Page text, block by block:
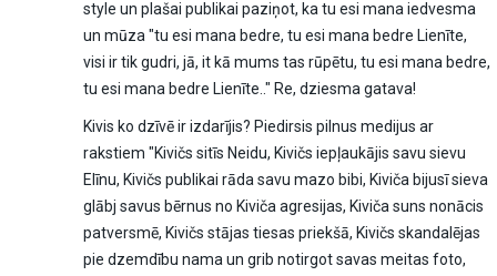
style un plašai publikai paziņot, ka tu esi mana iedvesma
un mūza "tu esi mana bedre, tu esi mana bedre Lienīte,
visi ir tik gudri, jā, it kā mums tas rūpētu, tu esi mana bedre,
tu esi mana bedre Lienīte.." Re, dziesma gatava!
Kivis ko dzīvē ir izdarījis? Piedirsis pilnus medijus ar
rakstiem "Kivičs sitīs Neidu, Kivičs iepļaukājis savu sievu
Elīnu, Kivičs publikai rāda savu mazo bibi, Kiviča bijusī sieva
glābj savus bērnus no Kiviča agresijas, Kiviča suns nonācis
patversmē, Kivičs stājas tiesas priekšā, Kivičs skandalējas
pie dzemdību nama un grib notirgot savas meitas foto,